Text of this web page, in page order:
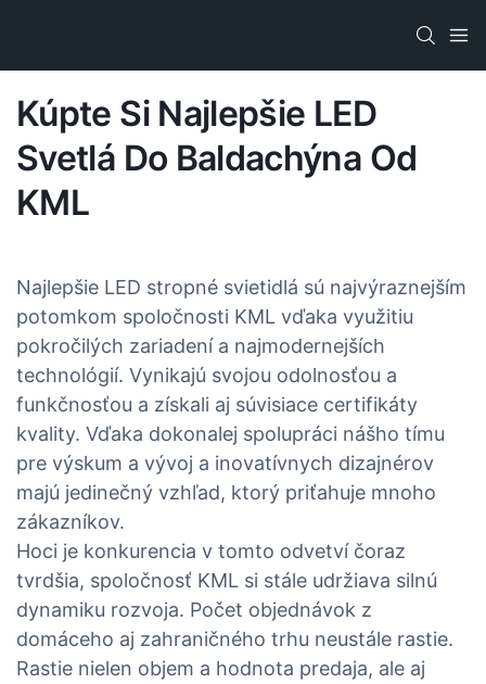
Kúpte Si Najlepšie LED
Svetlá Do Baldachýna Od
KML
Najlepšie LED stropné svietidlá sú najvýraznejším
potomkom spoločnosti KML vďaka využitiu
pokročilých zariadení a najmodernejších
technológií. Vynikajú svojou odolnosťou a
funkčnosťou a získali aj súvisiace certifikáty
kvality. Vďaka dokonalej spolupráci nášho tímu
pre výskum a vývoj a inovatívnych dizajnérov
majú jedinečný vzhľad, ktorý priťahuje mnoho
zákazníkov.
Hoci je konkurencia v tomto odvetví čoraz
tvrdšia, spoločnosť KML si stále udržiava silnú
dynamiku rozvoja. Počet objednávok z
domáceho aj zahraničného trhu neustále rastie.
Rastie nielen objem a hodnota predaja, ale aj